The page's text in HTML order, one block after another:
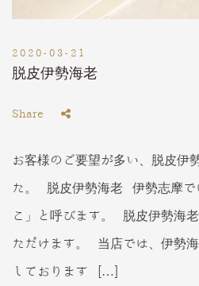
2020-03-21
脱皮伊勢海老
Share
お客様のご要望が多い、脱皮伊
た。 脱皮伊勢海老 伊勢志摩で
こ」と呼びます。 脱皮伊勢海
ただけます。 当店では、伊勢
しております […]